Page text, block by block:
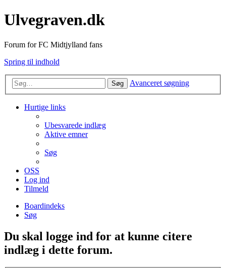
Ulvegraven.dk
Forum for FC Midtjylland fans
Spring til indhold
Søg Avanceret søgning
Hurtige links
Ubesvarede indlæg
Aktive emner
Søg
OSS
Log ind
Tilmeld
Boardindeks
Søg
Du skal logge ind for at kunne citere
indlæg i dette forum.